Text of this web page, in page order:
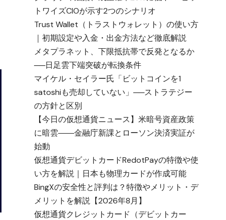
トワイズCIOが示す2つのシナリオ
Trust Wallet（トラストウォレット）の使い方
｜初期設定や入金・出金方法など徹底解説
メタプラネット、下限抵抗帯で反発となるか
──日足雲下端突破が転換条件
マイケル・セイラー氏「ビットコインを1
satoshiも売却していない」──ストラテジー
の方針と区別
【今日の仮想通貨ニュース】米暗号資産政策
に暗雲――金融庁新課とローソン決済実証が
始動
仮想通貨デビットカードRedotPayの特徴や使
い方を解説｜日本も物理カードが作成可能
BingXの安全性と評判は？特徴やメリット・デ
メリットを解説【2026年8月】
仮想通貨クレジットカード（デビットカー